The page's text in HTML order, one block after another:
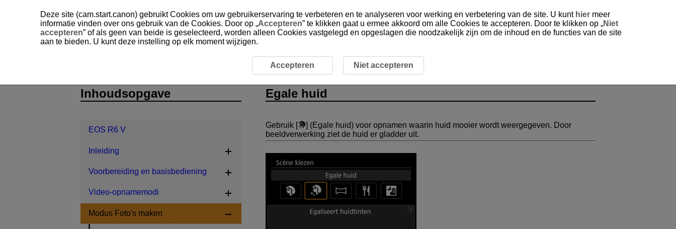
Modus Foto's maken SCN: Speciale scène
Egale huid
Gebruik [ ] (Egale huid) voor opnamen waarin huid mooier wordt weergegeven. Door
beeldverwerking ziet de huid er gladder uit.
Inhoudsopgave
EOS R6 V
Inleiding
Voorbereiding en basisbediening
Video-opnamemodi
Modus Foto's maken
Deze site (cam.start.canon) gebruikt Cookies om uw gebruikerservaring te verbeteren en te analyseren voor werking en verbetering van de site. U kunt hier meer
informatie vinden over ons gebruik van de Cookies. Door op „Accepteren” te klikken gaat u ermee akkoord om alle Cookies te accepteren. Door te klikken op „Niet
accepteren” of als geen van beide is geselecteerd, worden alleen Cookies vastgelegd en opgeslagen die noodzakelijk zijn om de inhoud en de functies van de site
aan te bieden. U kunt deze instelling op elk moment wijzigen.
Accepteren Niet accepteren